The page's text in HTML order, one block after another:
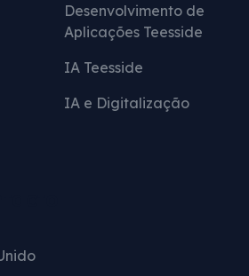
Desenvolvimento de
Aplicações Teesside
IA Teesside
IA e Digitalização